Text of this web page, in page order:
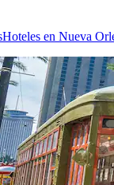
Hoteles en Nueva